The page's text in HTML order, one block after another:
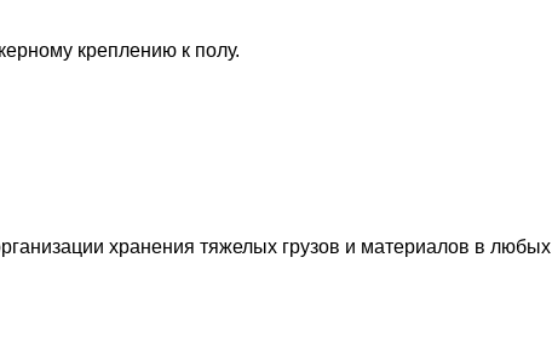
креплению к полу.
хранения тяжелых грузов и материалов в любых